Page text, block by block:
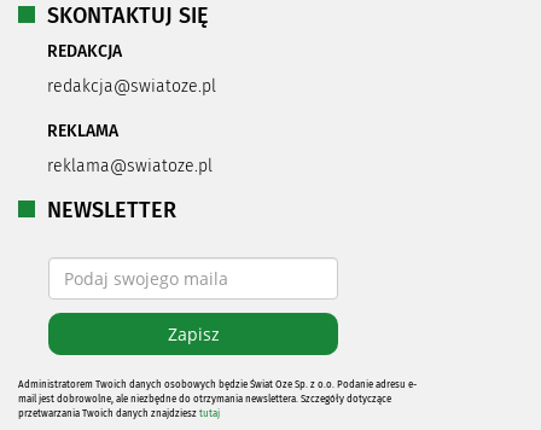
SKONTAKTUJ SIĘ
REDAKCJA
redakcja@swiatoze.pl
REKLAMA
reklama@swiatoze.pl
NEWSLETTER
Administratorem Twoich danych osobowych będzie Świat Oze Sp. z o.o. Podanie adresu e-
mail jest dobrowolne, ale niezbędne do otrzymania newslettera. Szczegóły dotyczące
przetwarzania Twoich danych znajdziesz tutaj